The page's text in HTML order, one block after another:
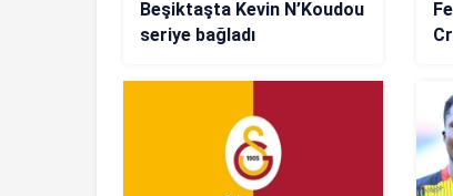
Beşiktaşta Kevin N’Koudou
seriye bağladı